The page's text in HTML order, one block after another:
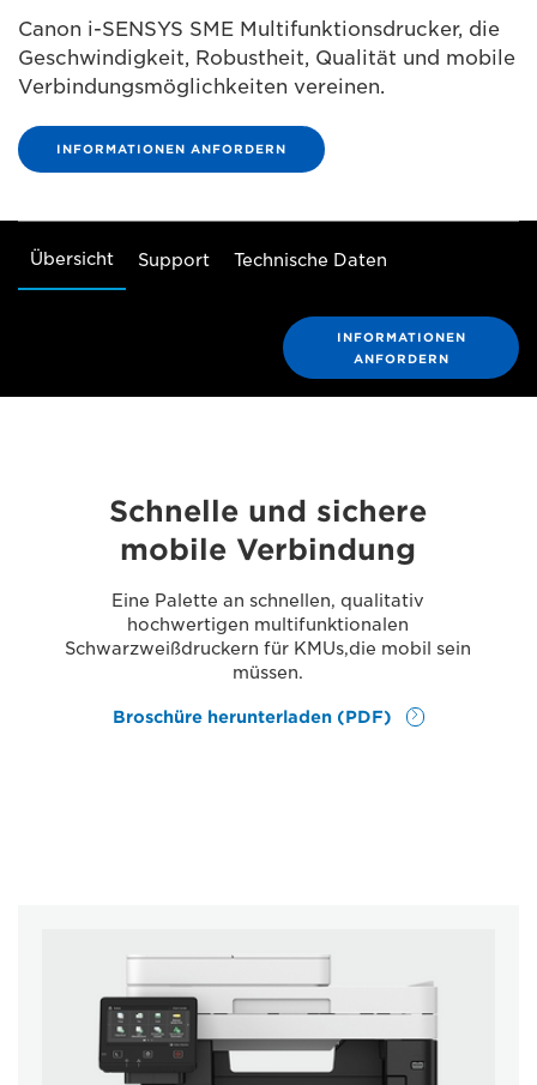
Canon i-SENSYS SME Multifunktionsdrucker, die
Geschwindigkeit, Robustheit, Qualität und mobile
Verbindungsmöglichkeiten vereinen.
INFORMATIONEN ANFORDERN
Übersicht Support Technische Daten
INFORMATIONEN
ANFORDERN
Schnelle und sichere
mobile Verbindung
Eine Palette an schnellen, qualitativ
hochwertigen multifunktionalen
Schwarzweißdruckern für KMUs,die mobil sein
müssen.
Broschüre herunterladen (PDF)